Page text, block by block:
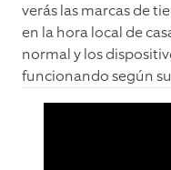
verás las marcas de
en la hora local de
normal y los
funcionando según